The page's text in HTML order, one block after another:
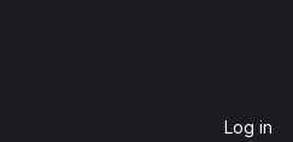
Log in